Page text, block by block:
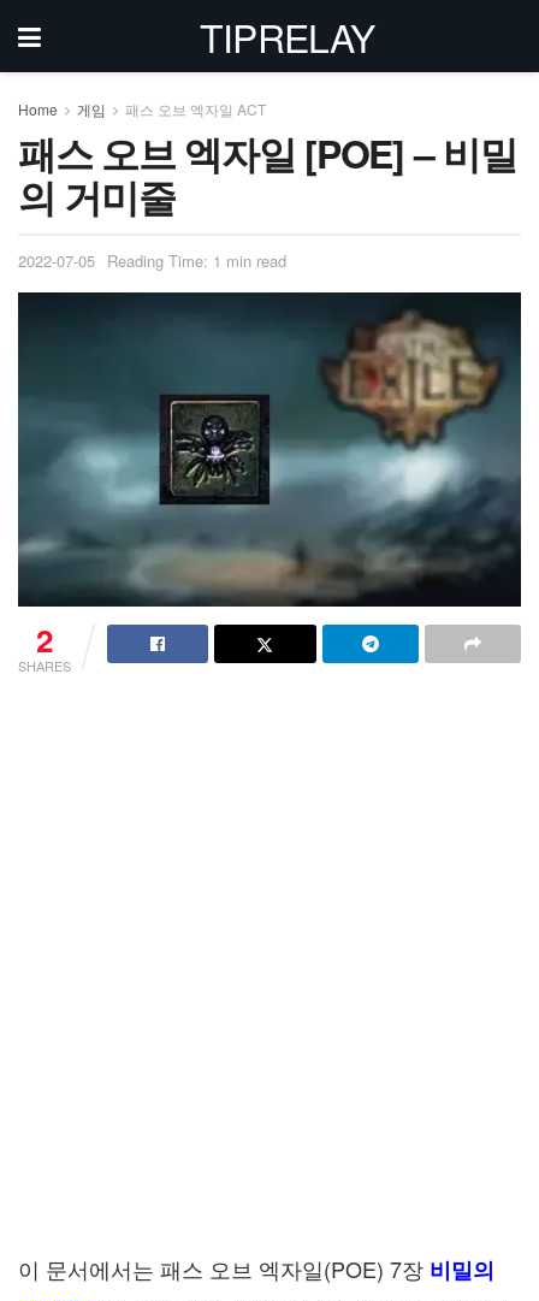
TIPRELAY
Home 게임 패스 오브 엑자일 ACT
패스 오브 엑자일 [POE] – 비밀
의 거미줄
2022-07-05 Reading Time: 1 min read
2
SHARES
이 문서에서는 패스 오브 엑자일(POE) 7장 비밀의